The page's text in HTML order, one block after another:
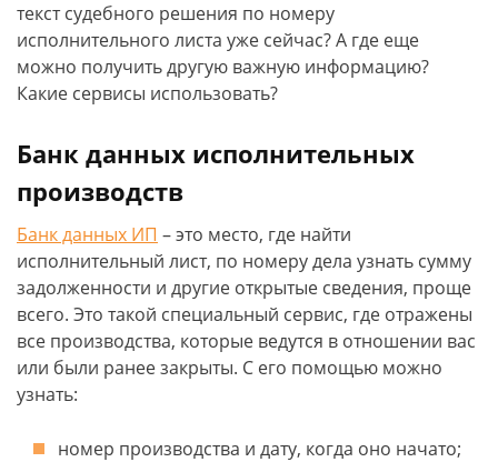
текст судебного решения по номеру
исполнительного листа уже сейчас? А где еще
можно получить другую важную информацию?
Какие сервисы использовать?
Банк данных исполнительных
производств
Банк данных ИП – это место, где найти
исполнительный лист, по номеру дела узнать сумму
задолженности и другие открытые сведения, проще
всего. Это такой специальный сервис, где отражены
все производства, которые ведутся в отношении вас
или были ранее закрыты. С его помощью можно
узнать:
номер производства и дату, когда оно начато;